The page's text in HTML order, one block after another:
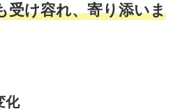
受け容れ、寄り添いま
化